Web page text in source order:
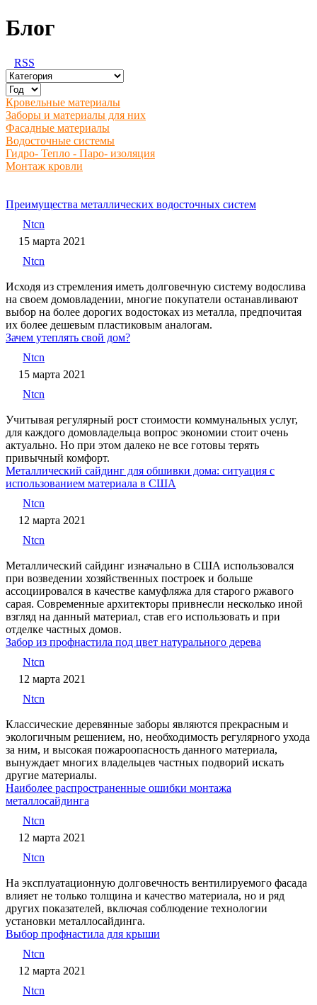
Блог
RSS
Кровельные материалы
Заборы и материалы для них
Фасадные материалы
Водосточные системы
Гидро- Тепло - Паро- изоляция
Монтаж кровли
Преимущества металлических водосточных систем
Ntcn
15 марта 2021
Ntcn
Исходя из стремления иметь долговечную систему водослива
на своем домовладении, многие покупатели останавливают
выбор на более дорогих водостоках из металла, предпочитая
их более дешевым пластиковым аналогам.
Зачем утеплять свой дом?
Ntcn
15 марта 2021
Ntcn
Учитывая регулярный рост стоимости коммунальных услуг,
для каждого домовладельца вопрос экономии стоит очень
актуально. Но при этом далеко не все готовы терять
привычный комфорт.
Металлический сайдинг для обшивки дома: ситуация с
использованием материала в США
Ntcn
12 марта 2021
Ntcn
Металлический сайдинг изначально в США использовался
при возведении хозяйственных построек и больше
ассоциировался в качестве камуфляжа для старого ржавого
сарая. Современные архитекторы привнесли несколько иной
взгляд на данный материал, став его использовать и при
отделке частных домов.
Забор из профнастила под цвет натурального дерева
Ntcn
12 марта 2021
Ntcn
Классические деревянные заборы являются прекрасным и
экологичным решением, но, необходимость регулярного ухода
за ним, и высокая пожароопасность данного материала,
вынуждает многих владельцев частных подворий искать
другие материалы.
Наиболее распространенные ошибки монтажа
металлосайдинга
Ntcn
12 марта 2021
Ntcn
На эксплуатационную долговечность вентилируемого фасада
влияет не только толщина и качество материала, но и ряд
других показателей, включая соблюдение технологии
установки металлосайдинга.
Выбор профнастила для крыши
Ntcn
12 марта 2021
Ntcn